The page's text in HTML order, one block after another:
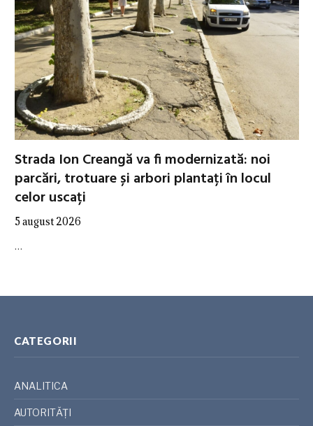
Strada Ion Creangă va fi modernizată: noi
parcări, trotuare și arbori plantați în locul
celor uscați
5 august 2026
…
CATEGORII
ANALITICA
AUTORITĂȚI